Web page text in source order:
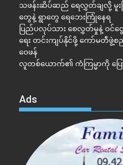
သဖန်းဆိပ်ဆည် ရေလွှတ်ချလို့ မူးမ
တွေနဲ့ ရွာတွေ ရေဘေးကြုံနေရ
ပြည်ပလုပ်သား စေလွှတ်မှုနဲ့ ဝင်ငွေ
ရေး တင်းကျပ်နိုင်ဖို့ ကော်မတီဖွဲ့
ဝေဖန်
လူတစ်ယောက်၏ ကံကြမ္မာကို ပြေ
Ads